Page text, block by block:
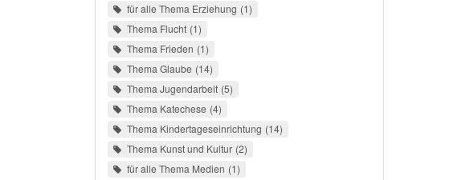
für alle Thema Erziehung 1
Thema Flucht 1
Thema Frieden 1
Thema Glaube 14
Thema Jugendarbeit 5
Thema Katechese 4
Thema Kindertageseinrichtung 14
Thema Kunst und Kultur 2
für alle Thema Medien 1